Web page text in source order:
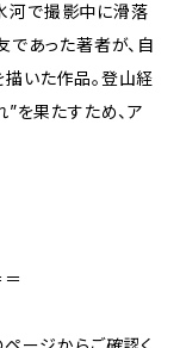
河で撮影中に滑落
であった著者が、自
いた作品。登山経
を果たすため、ア